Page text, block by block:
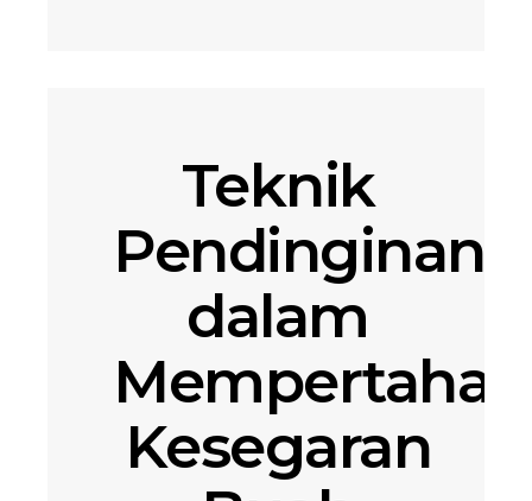
Teknik
Pendinginan
dalam
Kesegaran